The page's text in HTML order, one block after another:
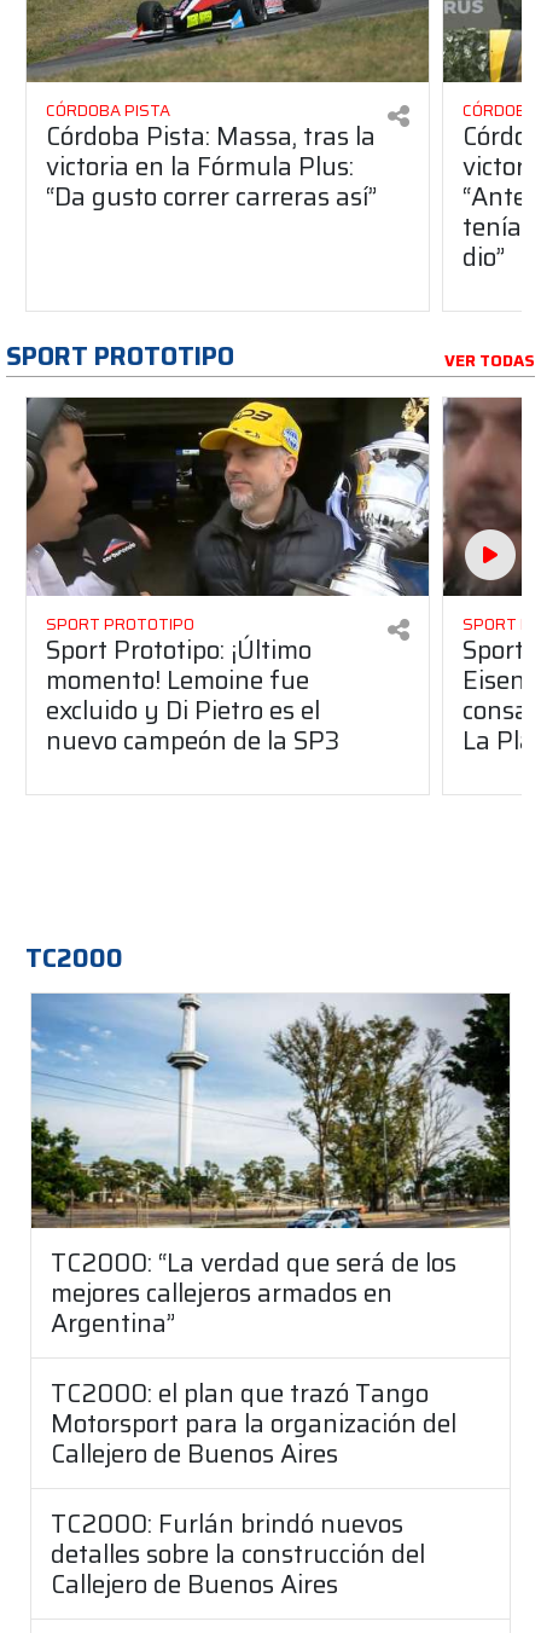
CÓRDOBA PISTA
Córdoba Pista: Massa, tras la
victoria en la Fórmula Plus:
“Da gusto correr carreras así”
dio”
SPORT PROTOTIPO VER TODAS
SPORT PROTOTIPO
Sport Prototipo: ¡Último
momento! Lemoine fue
excluido y Di Pietro es el
nuevo campeón de la SP3
SPORT
Sport
La
TC2000
TC2000: “La verdad que será de los
mejores callejeros armados en
Argentina”
TC2000: el plan que trazó Tango
Motorsport para la organización del
Callejero de Buenos Aires
TC2000: Furlán brindó nuevos
detalles sobre la construcción del
Callejero de Buenos Aires